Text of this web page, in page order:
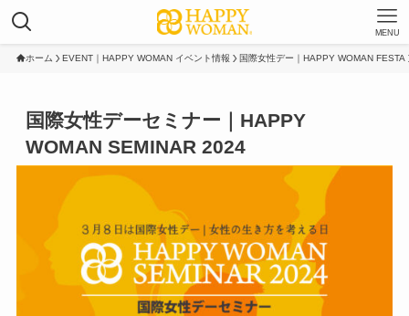
MENU
ホーム EVENT｜HAPPY WOMAN イベント情報 国際女性デー｜HAPPY WOMAN FESTA
国際女性デーセミナー｜HAPPY
WOMAN SEMINAR 2024